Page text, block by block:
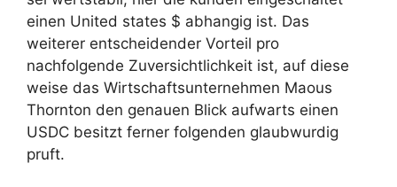
einen United states $ abhangig ist. Das
weiterer entscheidender Vorteil pro
nachfolgende Zuversichtlichkeit ist, auf diese
weise das Wirtschaftsunternehmen Maous
Thornton den genauen Blick aufwarts einen
USDC besitzt ferner folgenden glaubwurdig
pruft.